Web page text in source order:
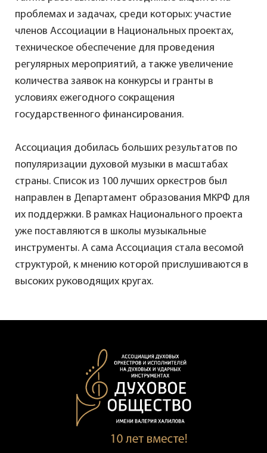
проблемах и задачах, среди которых: участие
членов Ассоциации в Национальных проектах,
техническое обеспечение для проведения
регулярных мероприятий, а также увеличение
количества заявок на конкурсы и гранты в
условиях ежегодного сокращения
государственного финансирования.
Ассоциация добилась больших результатов по
популяризации духовой музыки в масштабах
страны. Список из 100 лучших оркестров был
направлен в Департамент образования МКРФ для
их поддержки. В рамках Национального проекта
уже поставляются в школы музыкальные
инструменты. А сама Ассоциация стала весомой
структурой, к мнению которой прислушиваются в
высоких руководящих кругах.